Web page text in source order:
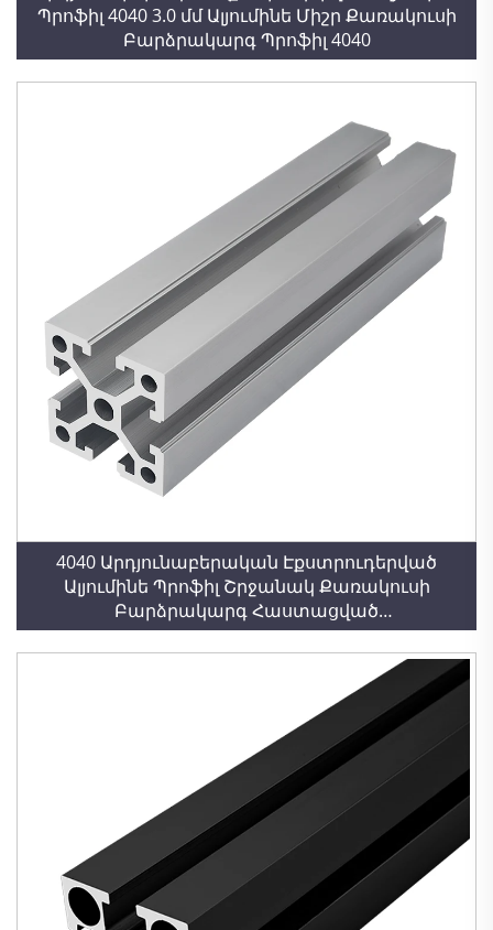
Պրոֆիլ 4040 3.0 մմ Ալյումինե Միշր Քառակուսի
Բարձրակարգ Պրոֆիլ 4040
4040 Արդյունաբերական Էքստրուդերված
Ալյումինե Պրոֆիլ Շրջանակ Քառակուսի
Բարձրակարգ Հաստացված
Արդյունաբերական Ալյումինե Պրոֆիլ 4040W 3.0
Հաստ